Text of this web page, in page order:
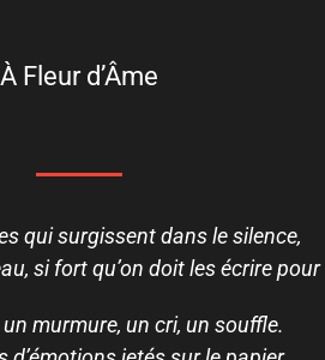
À Fleur d’Âme
qui surgissent dans le silence,
si fort qu’on doit les écrire pour
murmure, un cri, un souffle.